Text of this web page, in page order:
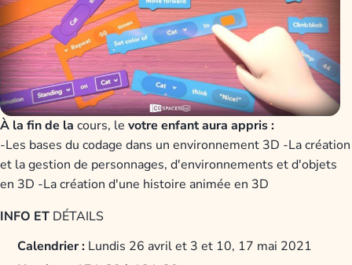
À la fin de la cours, le votre enfant aura appris :
-Les bases du codage dans un environnement 3D -La création
et la gestion de personnages, d'environnements et d'objets
en 3D -La création d'une histoire animée en 3D
INFO ET DÉTAILS
Calendrier : Lundis 26 avril et 3 et 10, 17 mai 2021